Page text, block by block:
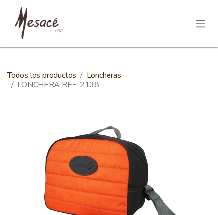
Todos los productos
Loncheras
LONCHERA REF. 2138